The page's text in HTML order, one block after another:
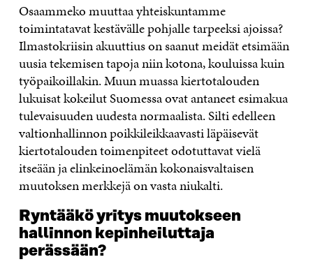
Osaammeko muuttaa yhteiskuntamme
toimintatavat kestävälle pohjalle tarpeeksi ajoissa?
Ilmastokriisin akuuttius on saanut meidät etsimään
uusia tekemisen tapoja niin kotona, kouluissa kuin
työpaikoillakin. Muun muassa kiertotalouden
lukuisat kokeilut Suomessa ovat antaneet esimakua
tulevaisuuden uudesta normaalista. Silti edelleen
valtionhallinnon poikkileikkaavasti läpäisevät
kiertotalouden toimenpiteet odotuttavat vielä
itseään ja elinkeinoelämän kokonaisvaltaisen
muutoksen merkkejä on vasta niukalti.
Ryntääkö yritys muutokseen
hallinnon kepinheiluttaja
perässään?